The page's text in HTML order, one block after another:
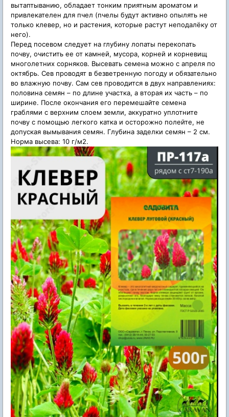
вытаптыванию, обладает тонким приятным ароматом и
привлекателен для пчел (пчелы будут активно опылять не
только клевер, но и растения, которые растут неподалёку от
него).
Перед посевом следует на глубину лопаты перекопать
почву, очистить ее от камней, мусора, корней и корневищ
многолетних сорняков. Высевать семена можно с апреля по
октябрь. Сев проводят в безветренную погоду и обязательно
во влажную почву. Сам сев проводится в двух направлениях:
половина семян – по длине участка, а вторая их часть – по
ширине. После окончания его перемешайте семена
граблями с верхним слоем земли, аккуратно уплотните
почву с помощью легкого катка и осторожно полейте, не
допуская вымывания семян. Глубина заделки семян – 2 см.
Норма высева: 10 г/м2.